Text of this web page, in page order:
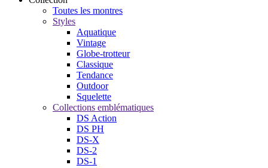
Toutes les montres
Styles
Aquatique
Vintage
Globe-trotteur
Classique
Tendance
Outdoor
Squelette
Collections emblématiques
DS Action
DS PH
DS-X
DS-2
DS-1